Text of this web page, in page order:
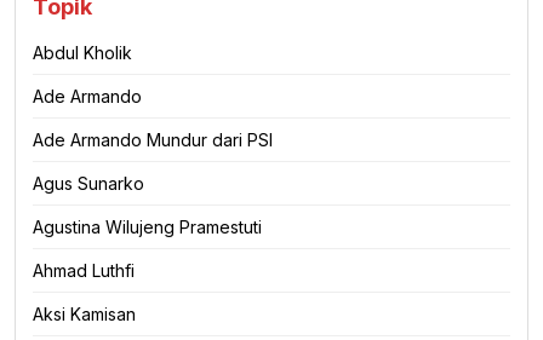
Topik
Abdul Kholik
Ade Armando
Ade Armando Mundur dari PSI
Agus Sunarko
Agustina Wilujeng Pramestuti
Ahmad Luthfi
Aksi Kamisan